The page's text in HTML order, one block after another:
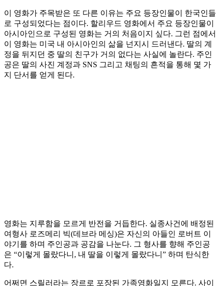
이 영화가 주목받은 또 다른 이유는 주요 등장인물이 한국인들
로 구성되었다는 점이다. 할리우드 영화에서 주요 등장인물이
아시아인으로 구성된 영화는 거의 처음이지 싶다. 그런 점에서
이 영화는 미국 내 아시아인의 삶을 넌지시 드러낸다. 딸의 계
정을 뒤지던 중 딸의 친구가 거의 없다는 사실에 놀란다. 주인
공은 딸의 사진 계정과 SNS 그리고 채팅의 흔적을 통해 몇 가
지 단서를 얻게 된다.
영화는 지루함을 모르게 반전을 거듭한다. 실종사건에 배정된
여형사 로즈메리 빅(데브라 메싱)은 자신의 아들인 로버트 이
야기를 하며 주인공과 공감을 나눈다. 그 형사를 향해 주인공
은 “이렇게 몰랐다니, 내 딸을 이렇게 몰랐다니” 하며 탄식한
다.
어쩌면 스릴러라는 장르로 포장된 가족영화일지 모른다. 사이